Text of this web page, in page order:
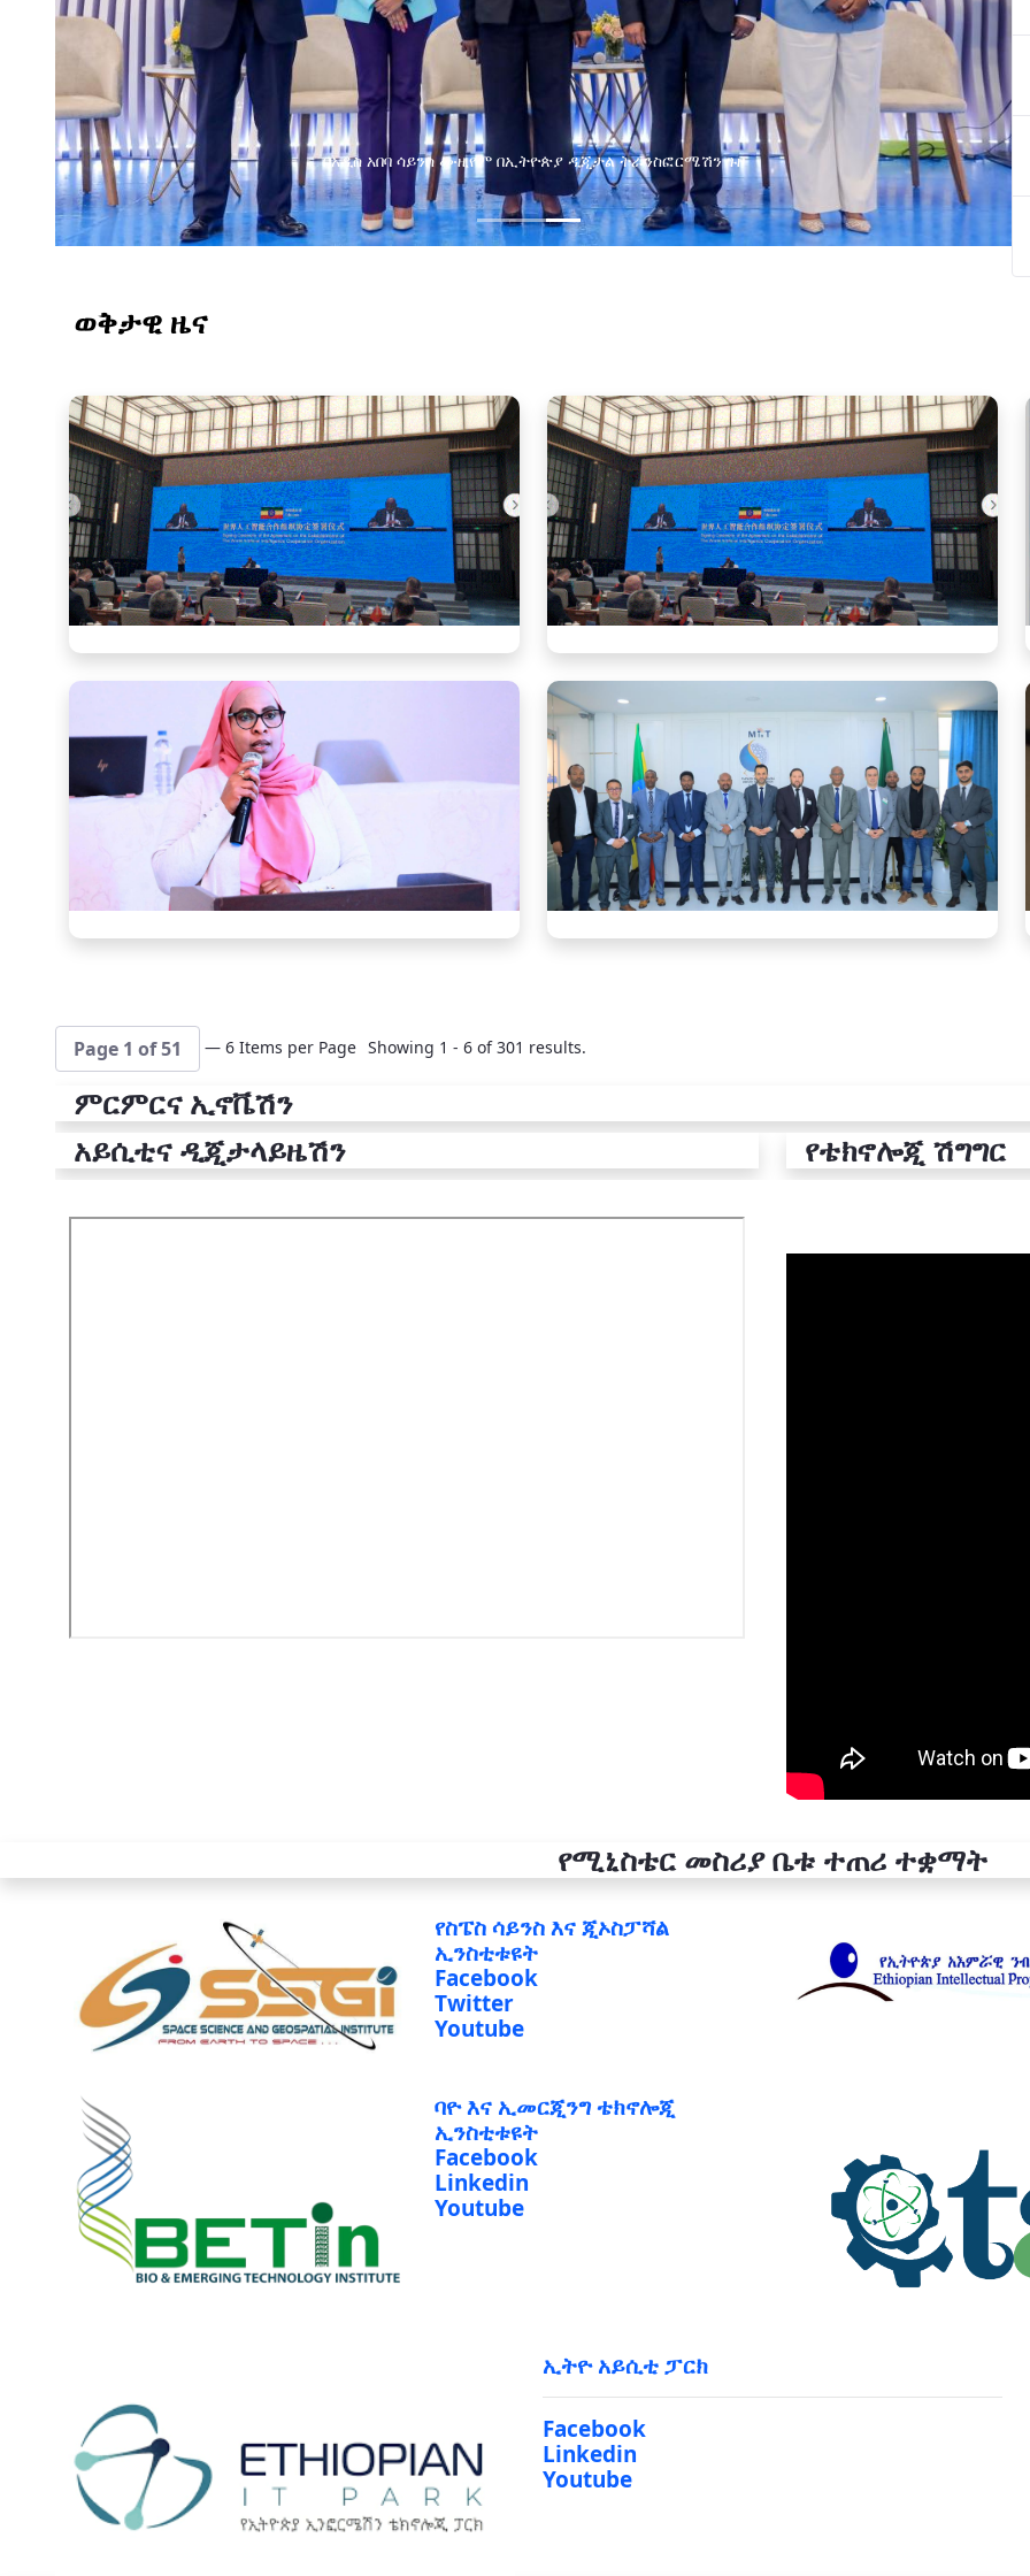
የልማት አጋሮች በአባልነት የየያዘ የኢኖቬሽን፣የዲጅታል ኢኮኖሚ እና
የኢንፎርሜሽን ቴክኖሎጂ የጋራ ግብረሃይል ተቋቋመ
ወቅታዊ ዜና
Page 1 of 51 — 6 Items per Page Showing 1 - 6 of 301 results.
ምርምርና ኢኖቬሽን
አይሲቲና ዲጂታላይዜሽን
የቴክኖሎጂ ሽግግር
የሚኒስቴር መስሪያ ቤቱ ተጠሪ ተቋማት
የስፔስ ሳይንስ እና ጂኦስፓሻል
ኢንስቲቱዩት
Facebook
Twitter
Youtube
ባዮ እና ኢመርጂንግ ቴክኖሎጂ
ኢንስቲቱዩት
Facebook
Linkedin
Youtube
ኢትዮ አይሲቲ ፓርክ
Facebook
Linkedin
Youtube